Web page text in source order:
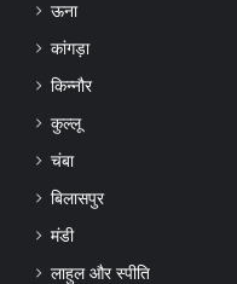
ऊना
कांगड़ा
किन्नौर
कुल्लू
चंबा
बिलासपुर
मंडी
लाहुल और स्पीति